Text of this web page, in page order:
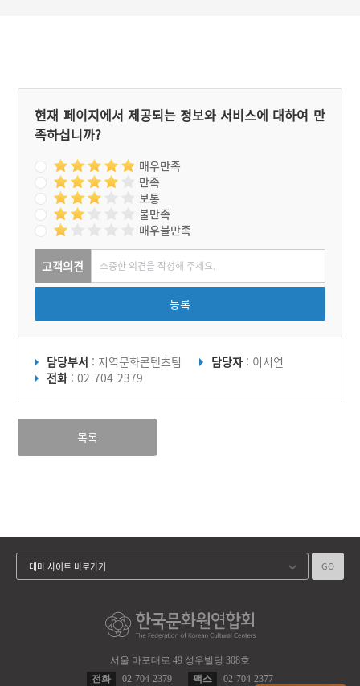
아들을 치료해주고 그 집에
서 행복하게 살았다.
현재 페이지에서 제공되는 정보와 서비스에 대하여 만
족하십니까?
매우만족
만족
보통
불만족
매우불만족
고객의견
등록
담당부서 : 지역문화콘텐츠팀 담당자 : 이서연
전화 : 02-704-2379
목록
서울 마포대로 49 성우빌딩 308호
전화
02-704-2379 팩스 02-704-2377
테마 사이트 바로가기 GO